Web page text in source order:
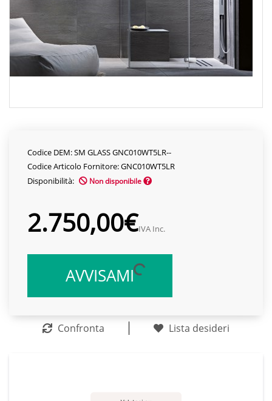
Codice DEM: SM GLASS GNC010WT5LR--
Codice Articolo Fornitore: GNC010WT5LR
Disponibilità:
Non disponibile
2.750,00€IVA Inc.
AVVISAMI
Confronta Lista desideri